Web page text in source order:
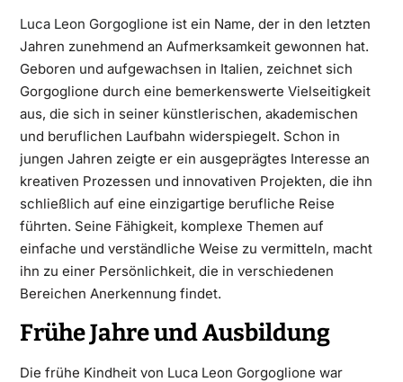
Luca Leon Gorgoglione ist ein Name, der in den letzten
Jahren zunehmend an Aufmerksamkeit gewonnen hat.
Geboren und aufgewachsen in Italien, zeichnet sich
Gorgoglione durch eine bemerkenswerte Vielseitigkeit
aus, die sich in seiner künstlerischen, akademischen
und beruflichen Laufbahn widerspiegelt. Schon in
jungen Jahren zeigte er ein ausgeprägtes Interesse an
kreativen Prozessen und innovativen Projekten, die ihn
schließlich auf eine einzigartige berufliche Reise
führten. Seine Fähigkeit, komplexe Themen auf
einfache und verständliche Weise zu vermitteln, macht
ihn zu einer Persönlichkeit, die in verschiedenen
Bereichen Anerkennung findet.
Frühe Jahre und Ausbildung
Die frühe Kindheit von Luca Leon Gorgoglione war